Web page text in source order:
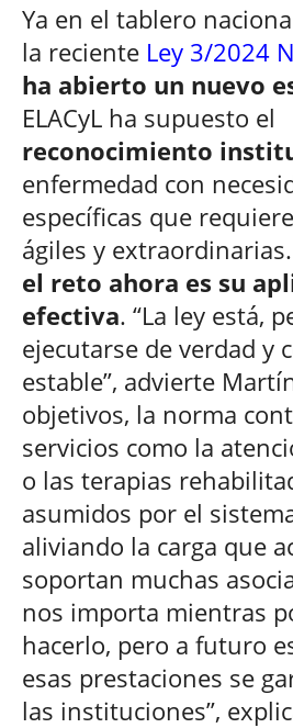
Ya en el tablero
la reciente Ley 3/2024
ha abierto un nuevo
ELACyL ha supuesto el
reconocimiento
enfermedad con
específicas que
ágiles y
el reto ahora es su
efectiva. “La ley está,
ejecutarse de verdad y
estable”, advierte
objetivos, la norma
servicios como la
o las terapias
asumidos por el
aliviando la carga que
soportan muchas
nos importa mientras
hacerlo, pero a futuro
esas prestaciones se
las instituciones”,